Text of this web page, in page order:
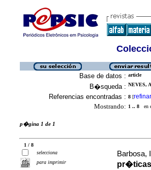
Base de datos : article
B�squeda : NEVES,
Referencias encontradas : 8 [refinar
Mostrando: 1 .. 8 en
p�gina 1 de 1
1 / 8
selecciona
para imprimir
Barbosa,
pr�ticas